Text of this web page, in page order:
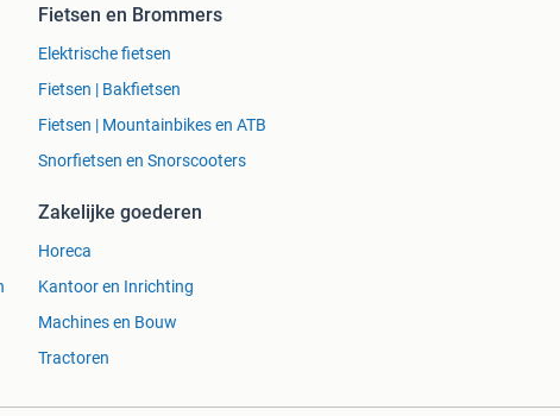
Fietsen en Brommers
Elektrische fietsen
Fietsen | Bakfietsen
Fietsen | Mountainbikes en ATB
Snorfietsen en Snorscooters
Zakelijke goederen
Horeca
Kantoor en Inrichting
Machines en Bouw
Tractoren